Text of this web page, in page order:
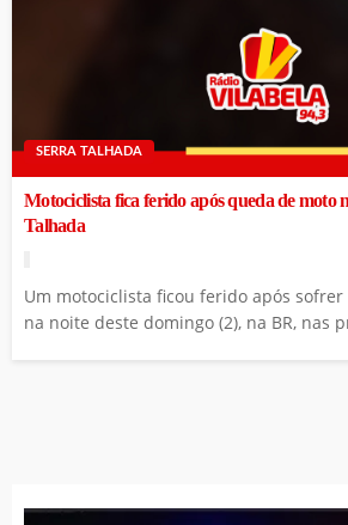
SERRA TALHADA
Motociclista fica ferido após queda de moto
Talhada
Um motociclista ficou ferido após
na noite deste domingo (2), na BR, nas